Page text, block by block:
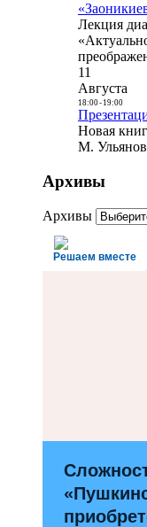
Лекция
11
Августа
18:00- 19:00
Новая
М.
Архивы
Архивы
Решаем вместе